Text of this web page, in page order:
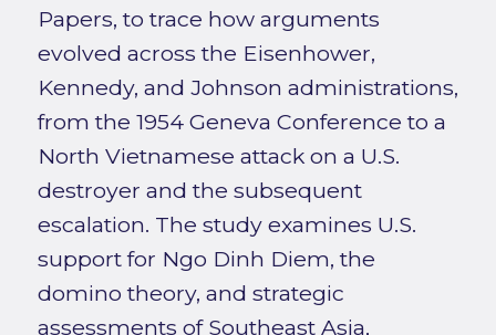
Papers, to trace how arguments
evolved across the Eisenhower,
Kennedy, and Johnson administrations,
from the 1954 Geneva Conference to a
North Vietnamese attack on a U.S.
destroyer and the subsequent
escalation. The study examines U.S.
support for Ngo Dinh Diem, the
domino theory, and strategic
assessments of Southeast Asia,